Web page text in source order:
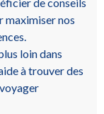
de conseils
maximiser nos
loin dans
à trouver des